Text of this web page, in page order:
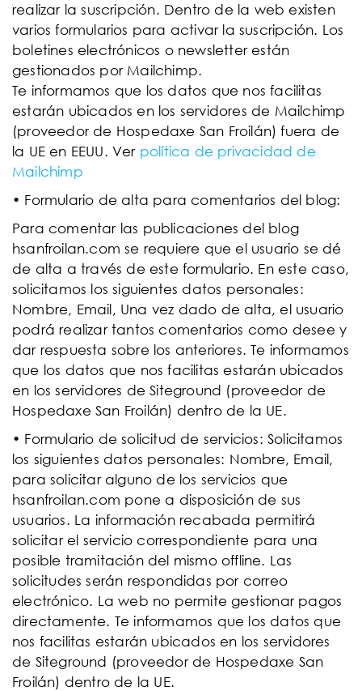
realizar la suscripción. Dentro de la web existen
varios formularios para activar la suscripción. Los
boletines electrónicos o newsletter están
gestionados por Mailchimp.
Te informamos que los datos que nos facilitas
estarán ubicados en los servidores de Mailchimp
(proveedor de Hospedaxe San Froilán) fuera de
la UE en EEUU. Ver política de privacidad de
Mailchimp
• Formulario de alta para comentarios del blog:
Para comentar las publicaciones del blog
hsanfroilan.com se requiere que el usuario se dé
de alta a través de este formulario. En este caso,
solicitamos los siguientes datos personales:
Nombre, Email, Una vez dado de alta, el usuario
podrá realizar tantos comentarios como desee y
dar respuesta sobre los anteriores. Te informamos
que los datos que nos facilitas estarán ubicados
en los servidores de Siteground (proveedor de
Hospedaxe San Froilán) dentro de la UE.
• Formulario de solicitud de servicios: Solicitamos
los siguientes datos personales: Nombre, Email,
para solicitar alguno de los servicios que
hsanfroilan.com pone a disposición de sus
usuarios. La información recabada permitirá
solicitar el servicio correspondiente para una
posible tramitación del mismo offline. Las
solicitudes serán respondidas por correo
electrónico. La web no permite gestionar pagos
directamente. Te informamos que los datos que
nos facilitas estarán ubicados en los servidores
de Siteground (proveedor de Hospedaxe San
Froilán) dentro de la UE.